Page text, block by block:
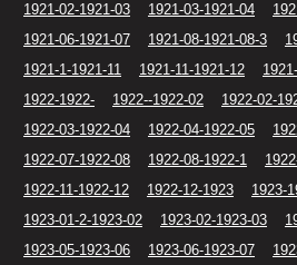
1921-02-1921-03
1921-03-1921-04
1921-06-1921-07
1921-08-1921-08-3
1921-1-1921-11
1921-11-1921-12
1922-1922-
1922--1922-02
1922-02-
1922-03-1922-04
1922-04-1922-05
1922-07-1922-08
1922-08-1922-1
1922-11-1922-12
1922-12-1923
1923-
1923-01-2-1923-02
1923-02-1923-03
1923-05-1923-06
1923-06-1923-07